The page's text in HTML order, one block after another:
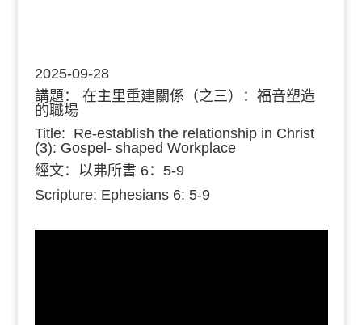
2025-09-28
講題： 在主里重建關係（之三）：福音塑造
的職場
Title: Re-establish the relationship in Christ
(3): Gospel- shaped Workplace
經文：
以弗所書 6：5-9
Scripture: Ephesians 6: 5-9